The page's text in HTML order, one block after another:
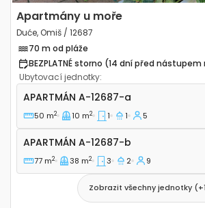
Apartmány u moře
Duće, Omiš / 12687
70 m od pláže
BEZPLATNÉ storno (14 dní před
Ubytovací jednotky:
Jednopokojový apartmán Duće,
APARTMÁN A-12687-a
50 m2 10 m2 1 1 5
Apartmán A-12687-b
APARTMÁN A-12687-b
77 m2 38 m2 3 2 9
Zobrazit všechny jednotky(+1